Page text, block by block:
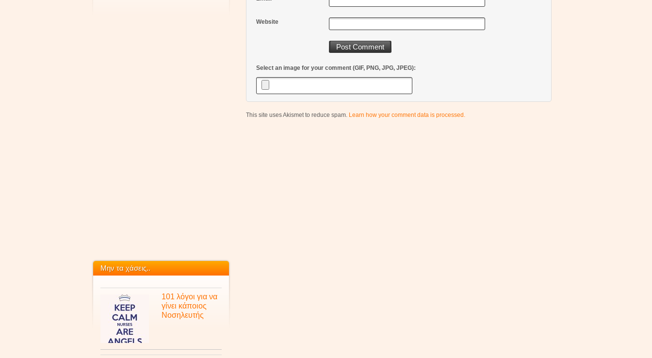
Website
Select an image for your comment (GIF, PNG, JPG, JPEG):
This site uses Akismet to reduce spam. Learn how your comment data is processed.
Μην τα χάσεις..
101 λόγοι για να
γίνει κάποιος
Νοσηλευτής